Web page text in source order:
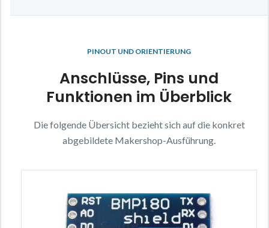
PINOUT UND ORIENTIERUNG
Anschlüsse, Pins und
Funktionen im Überblick
Die folgende Übersicht bezieht sich auf die konkret
abgebildete Makershop-Ausführung.